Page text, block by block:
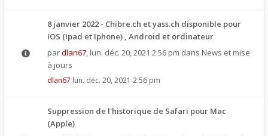
8 janvier 2022 - Chibre.ch et yass.ch disponible pour
IOS (Ipad et Iphone) , Android et ordinateur
pardlan67, lun. déc. 20, 2021 2:56 pm dans News et mise
à jours
dlan67 lun. déc. 20, 2021 2:56 pm
Suppression de l'historique de Safari pour Mac
(Apple)